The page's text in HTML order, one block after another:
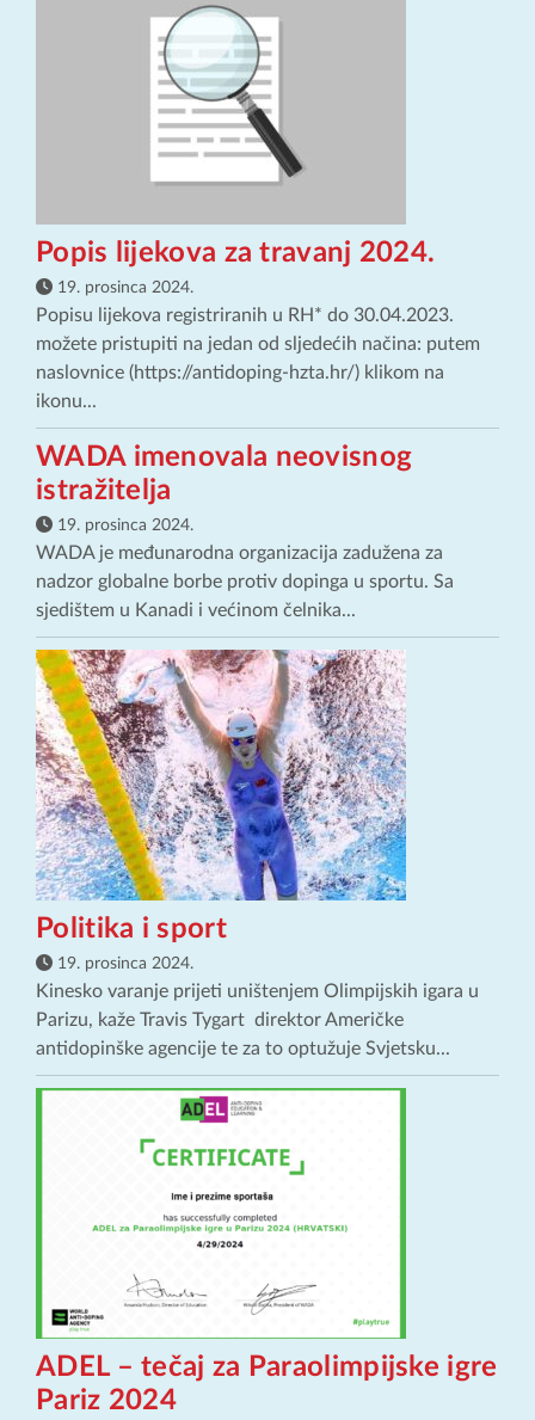
Popis lijekova za travanj 2024.
19. prosinca 2024.
Popisu lijekova registriranih u RH* do 30.04.2023.
možete pristupiti na jedan od sljedećih načina: putem
naslovnice (https://antidoping-hzta.hr/) klikom na
ikonu...
WADA imenovala neovisnog
istražitelja
19. prosinca 2024.
WADA je međunarodna organizacija zadužena za
nadzor globalne borbe protiv dopinga u sportu. Sa
sjedištem u Kanadi i većinom čelnika...
Politika i sport
19. prosinca 2024.
Kinesko varanje prijeti uništenjem Olimpijskih igara u
Parizu, kaže Travis Tygart direktor Američke
antidopinške agencije te za to optužuje Svjetsku...
ADEL – tečaj za Paraolimpijske igre
Pariz 2024